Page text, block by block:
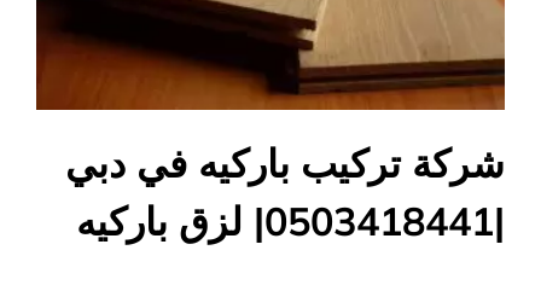
شركة تركيب باركيه في دبي
|0503418441| لزق باركيه